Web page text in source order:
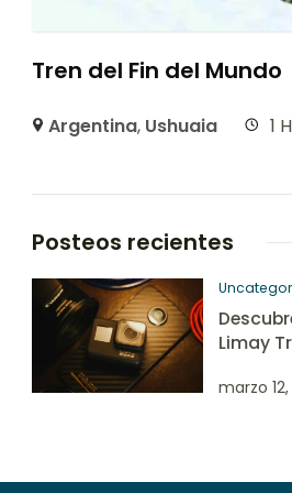
Tren del Fin del Mundo
Argentina, Ushuaia 1
Posteos recientes
Limay
marzo